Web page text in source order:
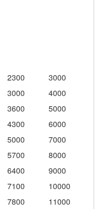
2300
3000
3000
4000
3600
5000
4300
6000
5000
7000
5700
8000
6400
9000
7100
10000
7800
11000